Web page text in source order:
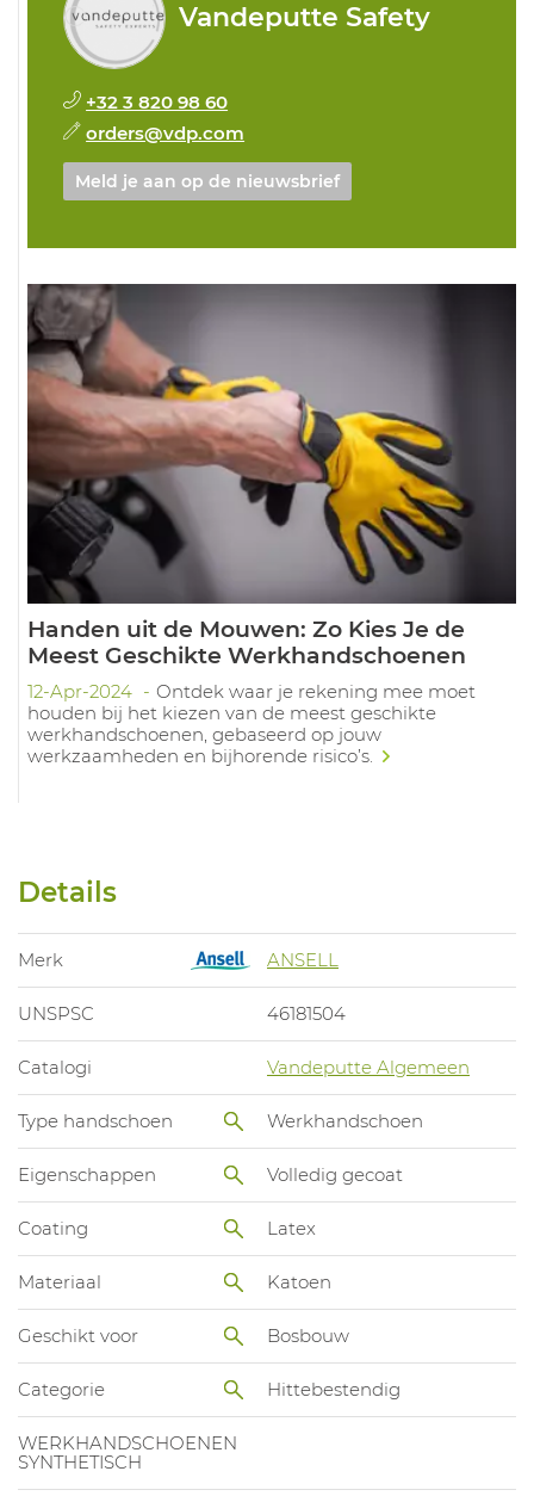
Vandeputte Safety
+32 3 820 98 60
orders@vdp.com
Meld je aan op de nieuwsbrief
Handen uit de Mouwen: Zo Kies Je de
Meest Geschikte Werkhandschoenen
12-Apr-2024
Ontdek waar je rekening mee moet
houden bij het kiezen van de meest geschikte
werkhandschoenen, gebaseerd op jouw
werkzaamheden en bijhorende risico’s.
Details
Merk ANSELL
UNSPSC 46181504
Catalogi Vandeputte Algemeen
Type handschoen Werkhandschoen
Eigenschappen Volledig gecoat
Coating Latex
Materiaal Katoen
Geschikt voor Bosbouw
Categorie Hittebestendig
WERKHANDSCHOENEN
SYNTHETISCH